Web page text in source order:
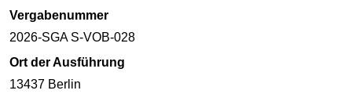
Vergabenummer
2026-SGA S-VOB-028
Ort der Ausführung
13437 Berlin